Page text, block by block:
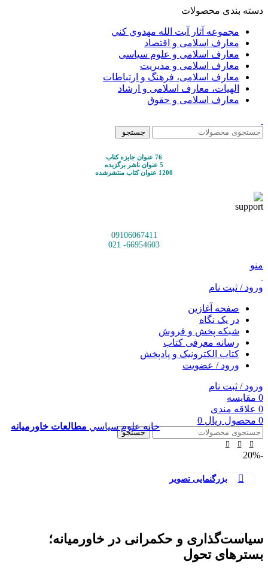
دسته بندی محصولات
مجموعه آثار آيت الله مهدوي كني
معارف اسلامی و اقتصاد
معارف اسلامی و علوم سیاسی
معارف اسلامی و مدیریت
معارف اسلامی، فرهنگ و ارتباطات
الهیات، معارف اسلامی و ارشاد
معارف اسلامی و حقوق
جستجو
76 عنوان جایزه کتاب
5 عنوان ناشر برگزیده
1200 عنوان کتاب منتشرشده
09106067411
66954603- 021
منو
ورود / ثبت نام
صفحه آغازین
در یک نگاه
شبکه پخش و فروش
رسانه معرفی کتاب
کتاب الکترونیک و پادپخش
ورود / عضویت
ورود / ثبت نام
0 مقایسه
0 علاقه مندی
0 محصول ریال
جستجو
خانهعلوم سياسي مطالعات خاورمیانه
-20%
بزرگنمایی تصویر
سیاست‌گذاری و حکمرانی در خاورمیانه؛
بسترهای تحول